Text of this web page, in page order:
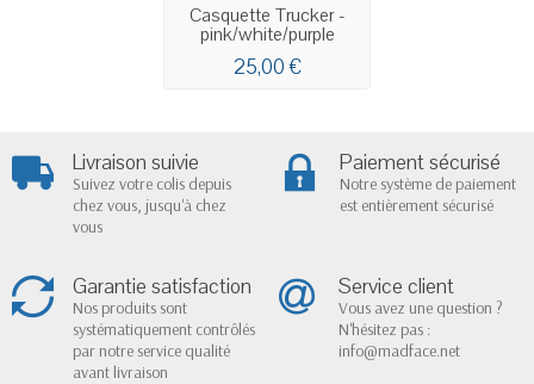
Casquette Trucker -
pink/white/purple
25,00 €
Livraison suivie
Suivez votre colis depuis
chez vous, jusqu'à chez
vous
Paiement sécurisé
Notre système de paiement
est entièrement sécurisé
Garantie satisfaction
Nos produits sont
systématiquement contrôlés
par notre service qualité
avant livraison
Service client
Vous avez une question ?
N'hésitez pas :
info@madface.net